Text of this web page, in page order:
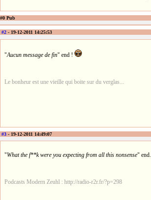
#0 Pub
#2 - 19-12-2011 14:25:53
"Aucun message de fin" end !
Le bonheur est une vieille qui boite sur du verglas...
#3 - 19-12-2011 14:49:07
"What the f**k were you expecting from all this nonsense" end.
Podcasts Modern Zeuhl : http://radio-r2r.fr/?p=298